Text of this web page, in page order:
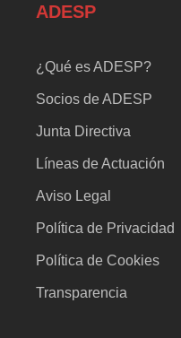
ADESP
¿Qué es ADESP?
Socios de ADESP
Junta Directiva
Líneas de Actuación
Aviso Legal
Política de Privacidad
Política de Cookies
Transparencia